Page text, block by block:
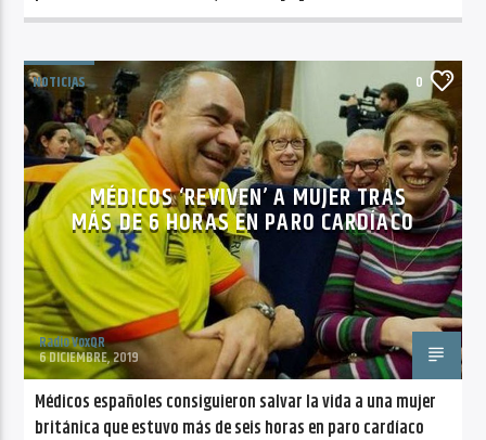
NOTICIAS 0
MÉDICOS ‘REVIVEN’ A MUJER TRAS
MÁS DE 6 HORAS EN PARO CARDÍACO
Radio VoxQR
6 DICIEMBRE, 2019
Médicos españoles consiguieron salvar la vida a una mujer
británica que estuvo más de seis horas en paro cardíaco